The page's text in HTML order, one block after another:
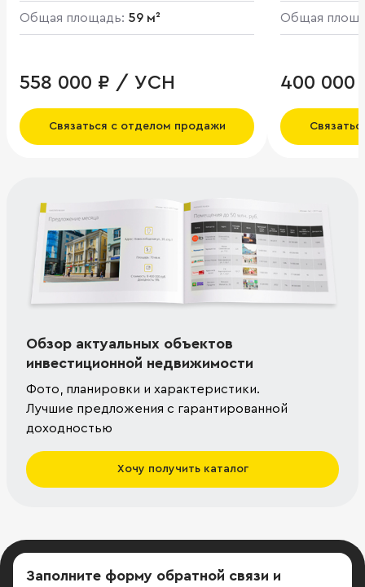
Общая площадь: 59 м²
558 000 ₽ / УСН
Связаться с отделом продажи
Общая
400
Обзор актуальных объектов
инвестиционной недвижимости
Фото, планировки и характеристики.
Лучшие предложения с гарантированной
доходностью
Хочу получить каталог
Заполните форму обратной связи и